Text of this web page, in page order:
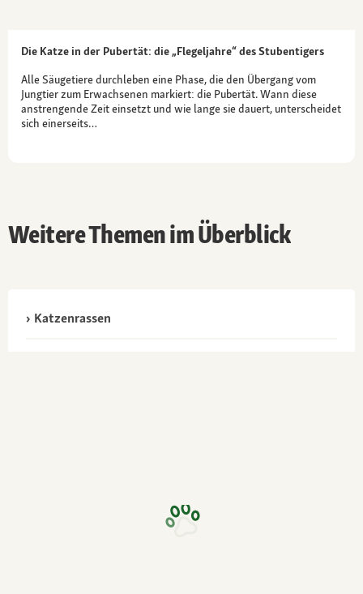
Die Katze in der Pubertät: die „Flegeljahre“ des Stubentigers
Alle Säugetiere durchleben eine Phase, die den Übergang vom
Jungtier zum Erwachsenen markiert: die Pubertät. Wann diese
anstrengende Zeit einsetzt und wie lange sie dauert, unterscheidet
sich einerseits…
Weitere Themen im Überblick
Katzenrassen